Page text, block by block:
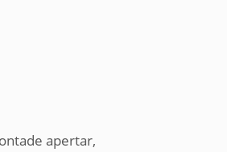
apertar,